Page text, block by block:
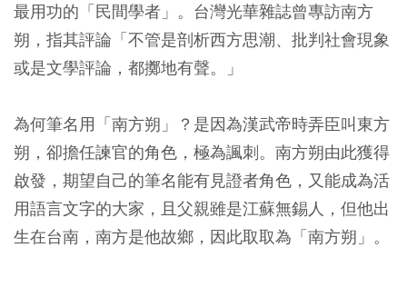
最用功的「民間學者」。台灣光華雜誌曾專訪南方
朔，指其評論「不管是剖析西方思潮、批判社會現象
或是文學評論，都擲地有聲。」
為何筆名用「南方朔」？是因為漢武帝時弄臣叫東方
朔，卻擔任諫官的角色，極為諷刺。南方朔由此獲得
啟發，期望自己的筆名能有見證者角色，又能成為活
用語言文字的大家，且父親雖是江蘇無錫人，但他出
生在台南，南方是他故鄉，因此取取為「南方朔」。